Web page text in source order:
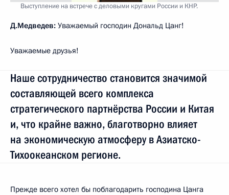
Выступление на встрече с деловыми кругами России и КНР.
Д.Медведев: Уважаемый господин Дональд Цанг!
Уважаемые друзья!
Наше сотрудничество становится значимой
составляющей всего комплекса
стратегического партнёрства России и Китая
и, что крайне важно, благотворно влияет
на экономическую атмосферу в Азиатско-
Тихоокеанском регионе.
Прежде всего хотел бы поблагодарить господина Цанга